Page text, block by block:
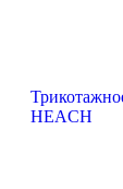
HEACH